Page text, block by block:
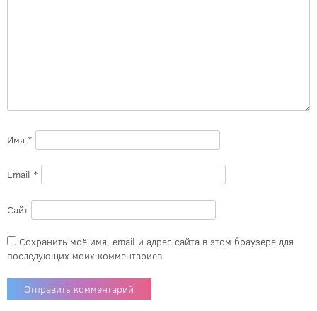
Имя *
Email *
Сайт
Сохранить моё имя, email и адрес сайта в этом браузере для
последующих моих комментариев.